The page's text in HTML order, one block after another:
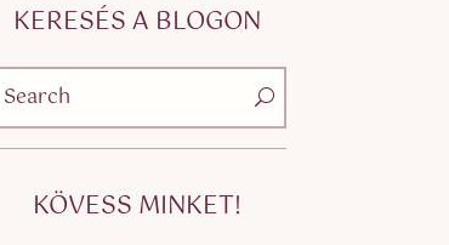
KERESÉS A BLOGON
KÖVESS MINKET!